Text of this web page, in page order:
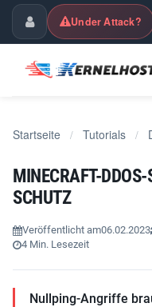
KundencenterUnder Attack?
Startseite / Tutorials /
MINECRAFT-
SCHUTZ
Veröffentlicht am06.02.2023
4 Min. Lesezeit
Nullping-Angriffe